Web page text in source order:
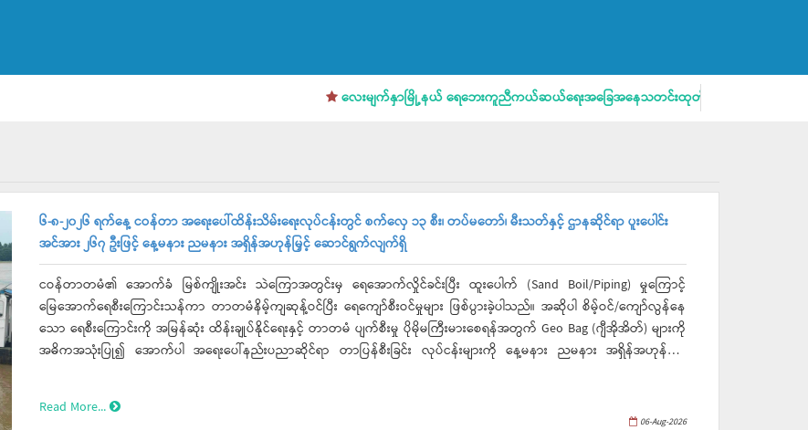
လေးမျက်နှာမြို့နယ် ရေဘေးကူညီကယ်ဆယ်ရေးအခြေအနေသတင်းထုတ်ပြန်ခြင်း
၆-၈-၂၀၂၆ ရက်နေ့ ငဝန်တာ အရေးပေါ်ထိန်းသိမ်းရေးလုပ်ငန်းတွင် စက်လှေ ၁၃ စီး၊ တပ်မတော်၊ မီးသတ်နှင့် ဌာနဆိုင်ရာ ပူးပေါင်း
အင်အား ၂၆၇ ဦးဖြင့် နေ့မနား ညမနား အရှိန်အဟုန်မြှင့် ဆောင်ရွက်လျက်ရှိ
ငဝန်တာတမံ၏ အောက်ခံ မြစ်ကျိုးအင်း သဲကြောအတွင်းမှ ရေအောက်လှိုင်ခင်းပြီး ထူးပေါက် (Sand Boil/Piping) မှုကြောင့်
မြေအောက်ရေစီးကြောင်းသန်ကာ တာတမံနိမ့်ကျဆုန့်ဝင်ပြီး ရေကျော်စီးဝင်မှုများ ဖြစ်ပွားခဲ့ပါသည်။ အဆိုပါ စိမ့်ဝင်/ကျော်လွန်နေ
သော ရေစီးကြောင်းကို အမြန်ဆုံး ထိန်းချုပ်နိုင်ရေးနှင့် တာတမံ ပျက်စီးမှု ပိုမိုမကြီးမားစေရန်အတွက် Geo Bag (ဂျီအိုအိတ်) များကို
အဓိကအသုံးပြု၍ အောက်ပါ အရေးပေါ်နည်းပညာဆိုင်ရာ တာပြန်စီးခြင်း လုပ်ငန်းများကို နေ့မနား ညမနား အရှိန်အဟုန်မြှင့်
Read More...
06-Aug-2026